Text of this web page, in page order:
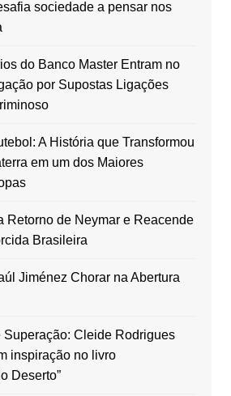
sociedade a pensar nos
do Banco Master Entram no
por Supostas Ligações
A História que Transformou
em um dos Maiores
Retorno de Neymar e Reacende
Brasileira
Jiménez Chorar na Abertura
Superação: Cleide Rodrigues
inspiração no livro
Deserto”